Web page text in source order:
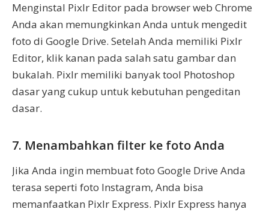
Menginstal Pixlr Editor pada browser web Chrome
Anda akan memungkinkan Anda untuk mengedit
foto di Google Drive. Setelah Anda memiliki Pixlr
Editor, klik kanan pada salah satu gambar dan
bukalah. Pixlr memiliki banyak tool Photoshop
dasar yang cukup untuk kebutuhan pengeditan
dasar.
7. Menambahkan filter ke foto Anda
Jika Anda ingin membuat foto Google Drive Anda
terasa seperti foto Instagram, Anda bisa
memanfaatkan Pixlr Express. Pixlr Express hanya